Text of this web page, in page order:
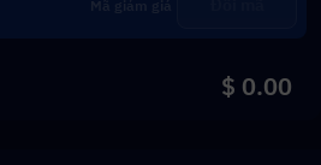
$ 0.00